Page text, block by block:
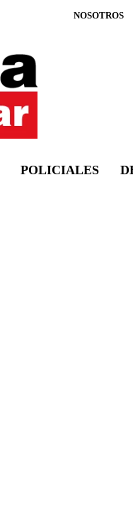
NOSOTROS
POLICIALES